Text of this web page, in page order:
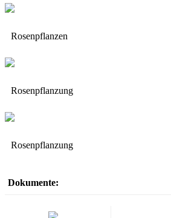
Rosenpflanzen
Rosenpflanzung
Rosenpflanzung
Dokumente: